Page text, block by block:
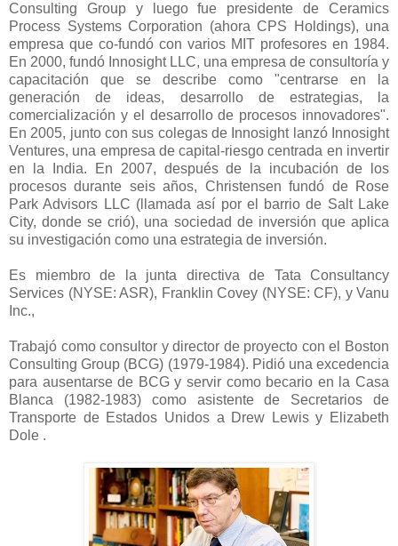
Consulting Group y luego fue presidente de Ceramics
Process Systems Corporation (ahora CPS Holdings), una
empresa que co-fundó con varios MIT profesores en 1984.
En 2000, fundó Innosight LLC, una empresa de consultoría y
capacitación que se describe como "centrarse en la
generación de ideas, desarrollo de estrategias, la
comercialización y el desarrollo de procesos innovadores".
En 2005, junto con sus colegas de Innosight lanzó Innosight
Ventures, una empresa de capital-riesgo centrada en invertir
en la India. En 2007, después de la incubación de los
procesos durante seis años, Christensen fundó de Rose
Park Advisors LLC (llamada así por el barrio de Salt Lake
City, donde se crió), una sociedad de inversión que aplica
su investigación como una estrategia de inversión.
Es miembro de la junta directiva de Tata Consultancy
Services (NYSE: ASR), Franklin Covey (NYSE: CF), y Vanu
Inc.,
Trabajó como consultor y director de proyecto con el Boston
Consulting Group (BCG) (1979-1984). Pidió una excedencia
para ausentarse de BCG y servir como becario en la Casa
Blanca (1982-1983) como asistente de Secretarios de
Transporte de Estados Unidos a Drew Lewis y Elizabeth
Dole .